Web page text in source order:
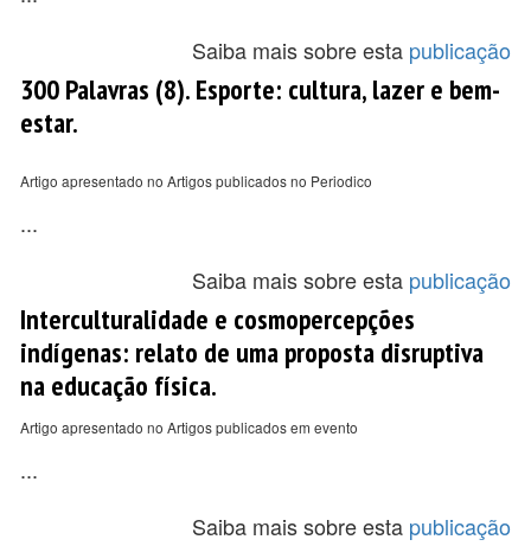
Saiba mais sobre esta publicação
300 Palavras (8). Esporte: cultura, lazer e bem-
estar.
Artigo apresentado no Artigos publicados no Periodico
...
Saiba mais sobre esta publicação
Interculturalidade e cosmopercepções
indígenas: relato de uma proposta disruptiva
na educação física.
Artigo apresentado no Artigos publicados em evento
...
Saiba mais sobre esta publicação